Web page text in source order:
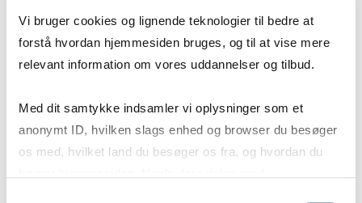
Vi bruger cookies og lignende teknologier til bedre at
forstå hvordan hjemmesiden bruges, og til at vise mere
relevant information om vores uddannelser og tilbud.
Med dit samtykke indsamler vi oplysninger som et
anonymt ID, hvilken slags enhed og browser du besøger
os med, hvilket land du besøger os fra, og hvordan du
Geopolitik og businesssikkerhed
navigerer man som virksomhed?